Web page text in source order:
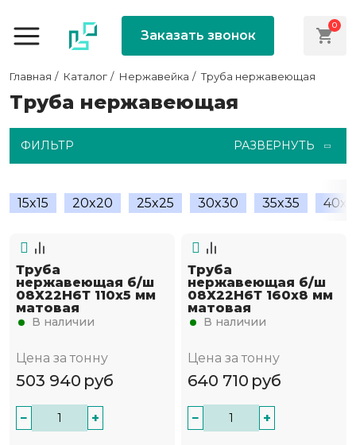
Заказать звонок
0
Главная Каталог Нержавейка Труба нержавеющая
Труба нержавеющая
ФИЛЬТР РАЗВЕРНУТЬ
15x15 20x20 25x25 30x30 35x35
Труба
нержавеющая б/ш
08Х22Н6Т 110х5 мм
матовая
В наличии
Цена за тонну
503 940 руб
− +
Труба
нержавеющая б/ш
08Х22Н6Т 160х8 мм
матовая
В наличии
Цена за тонну
640 710 руб
− +